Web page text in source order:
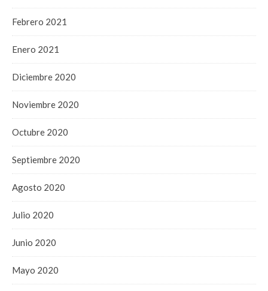
Febrero 2021
Enero 2021
Diciembre 2020
Noviembre 2020
Octubre 2020
Septiembre 2020
Agosto 2020
Julio 2020
Junio 2020
Mayo 2020